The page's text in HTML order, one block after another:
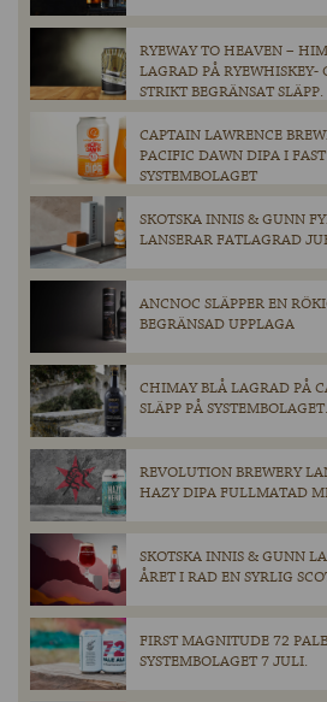
RYEWAY TO HEAVEN –
LAGRAD PÅ RYEWHISKEY-
STRIKT BEGRÄNSAT SLÄPP.
CAPTAIN LAWRENCE
PACIFIC DAWN DIPA I
SYSTEMBOLAGET
SKOTSKA INNIS & GUNN
LANSERAR FATLAGRAD
ANCNOC SLÄPPER EN
BEGRÄNSAD UPPLAGA
CHIMAY BLÅ LAGRAD PÅ
SLÄPP PÅ SYSTEMBOLAGET.
REVOLUTION BREWERY
HAZY DIPA FULLMATAD
SKOTSKA INNIS & GUNN
ÅRET I RAD EN SYRLIG
FIRST MAGNITUDE 72
SYSTEMBOLAGET 7 JULI.